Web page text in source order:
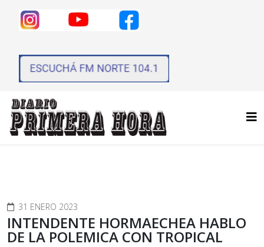
31 ENERO 2023
INTENDENTE HORMAECHEA HABLO
DE LA POLEMICA CON TROPICAL